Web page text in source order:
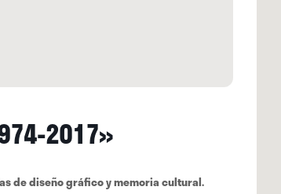
2017»
de diseño gráfico y memoria cultural.